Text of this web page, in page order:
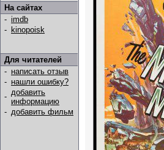
На сайтах
- imdb
- kinopoisk
Для читателей
- написать отзыв
- нашли ошибку?
- добавить
информацию
- добавить фильм